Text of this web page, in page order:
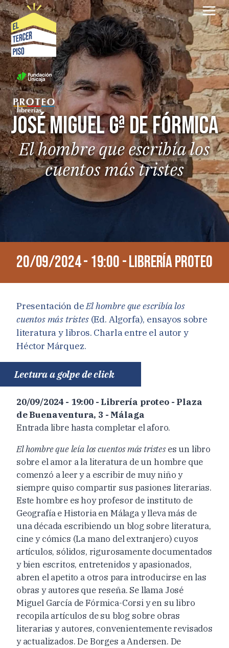
Saltar
al
contenido
José Miguel Gª de Fórmica
El hombre que escribía los
cuentos más tristes
20/09/2024 - 19:00 - Librería proteo
Presentación deEl hombre que escribía los
cuentos más tristes(Ed. Algorfa), ensayos sobre
literatura y libros. Charla entre el autor y
Héctor Márquez.
Lectura a golpe de click
20/09/2024 - 19:00 - Librería proteo - Plaza
de Buenaventura, 3 - Málaga
Entrada libre hasta completar el aforo.
El hombre que leía los cuentos más tristeses un libro
sobre el amor a la literatura de un hombre que
comenzó a leer y a escribir de muy niño y
siempre quiso compartir sus pasiones literarias.
Este hombre es hoy profesor de instituto de
Geografía e Historia en Málaga y lleva más de
una década escribiendo un blog sobre literatura,
cine y cómics (La mano del extranjero) cuyos
artículos, sólidos, rigurosamente documentados
y bien escritos, entretenidos y apasionados,
abren el apetito a otros para introducirse en las
obras y autores que reseña. Se llama José
Miguel García de Fórmica-Corsi y en su libro
recopila artículos de su blog sobre obras
literarias y autores, convenientemente revisados
y actualizados. De Borges a Andersen. De